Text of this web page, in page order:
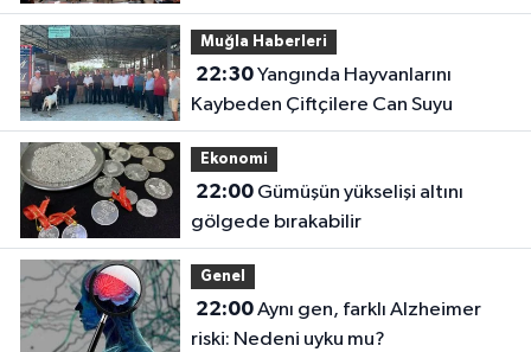
Muğla Haberleri
22:30Yangında Hayvanlarını
Kaybeden Çiftçilere Can Suyu
Ekonomi
22:00Gümüşün yükselişi altını
gölgede bırakabilir
Genel
22:00Aynı gen, farklı Alzheimer
riski: Nedeni uyku mu?